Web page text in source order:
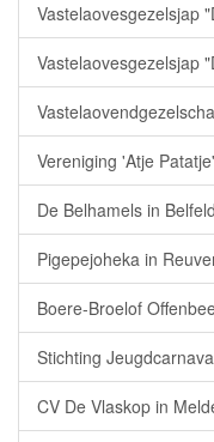
Vastelaovesgezelsjap
Vastelaovesgezelsjap
Vereniging 'Atje
De Belhamels in Belfeld
Pigepejoheka in
Boere-Broelof
Stichting
CV De Vlaskop in